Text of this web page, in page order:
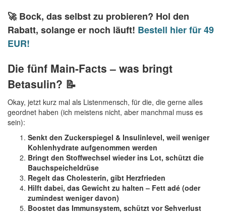
🚀 Bock, das selbst zu probieren? Hol den
Rabatt, solange er noch läuft! Bestell hier für 49
EUR!
Die fünf Main-Facts – was bringt
Betasulin? 📝
Okay, jetzt kurz mal als Listenmensch, für die, die gerne alles
geordnet haben (ich meistens nicht, aber manchmal muss es
sein):
Senkt den Zuckerspiegel & Insulinlevel, weil weniger
Kohlenhydrate aufgenommen werden
Bringt den Stoffwechsel wieder ins Lot, schützt die
Bauchspeicheldrüse
Regelt das Cholesterin, gibt Herzfrieden
Hilft dabei, das Gewicht zu halten – Fett adé (oder
zumindest weniger davon)
Boostet das Immunsystem, schützt vor Sehverlust